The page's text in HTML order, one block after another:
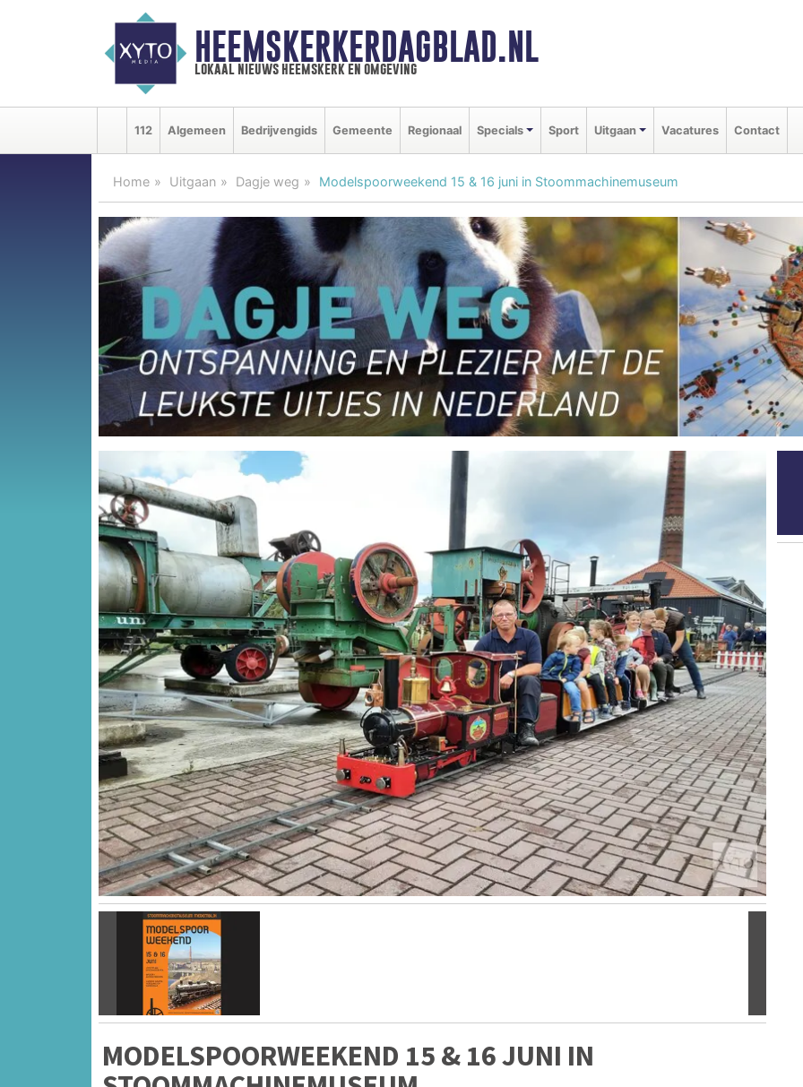
HEEMSKERKERDAGBLAD.NL
lokaal nieuws heemskerk en omgeving
112 Algemeen Bedrijvengids Gemeente Regionaal Specials Sport Uitgaan Vacatures Contact
Home Uitgaan Dagje weg Modelspoorweekend 15 & 16 juni in Stoommachinemuseum
MODELSPOORWEEKEND 15 & 16 JUNI IN